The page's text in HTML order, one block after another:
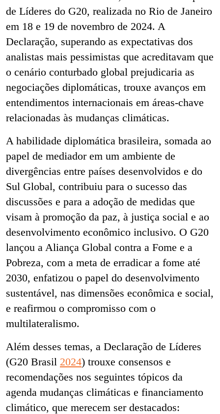
de Líderes do G20, realizada no Rio de Janeiro
em 18 e 19 de novembro de 2024. A
Declaração, superando as expectativas dos
analistas mais pessimistas que acreditavam que
o cenário conturbado global prejudicaria as
negociações diplomáticas, trouxe avanços em
entendimentos internacionais em áreas-chave
relacionadas às mudanças climáticas.
A habilidade diplomática brasileira, somada ao
papel de mediador em um ambiente de
divergências entre países desenvolvidos e do
Sul Global, contribuiu para o sucesso das
discussões e para a adoção de medidas que
visam à promoção da paz, à justiça social e ao
desenvolvimento econômico inclusivo. O G20
lançou a Aliança Global contra a Fome e a
Pobreza, com a meta de erradicar a fome até
2030, enfatizou o papel do desenvolvimento
sustentável, nas dimensões econômica e social,
e reafirmou o compromisso com o
multilateralismo.
Além desses temas, a Declaração de Líderes
(G20 Brasil 2024) trouxe consensos e
recomendações nos seguintes tópicos da
agenda mudanças climáticas e financiamento
climático, que merecem ser destacados: